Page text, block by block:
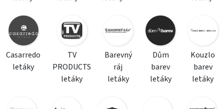
Casarredo
letáky
TV
PRODUCTS
letáky
Barevný
ráj
letáky
Dům
barev
letáky
Kouzlo
barev
letáky